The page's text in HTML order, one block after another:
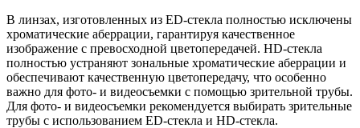
В линзах, изготовленных из ED-стекла полностью исключены
хроматические аберрации, гарантируя качественное
изображение с превосходной цветопередачей. HD-стекла
полностью устраняют зональные хроматические аберрации и
обеспечивают качественную цветопередачу, что особенно
важно для фото- и видеосъемки с помощью зрительной трубы.
Для фото- и видеосъемки рекомендуется выбирать зрительные
трубы с использованием ED-стекла и HD-стекла.